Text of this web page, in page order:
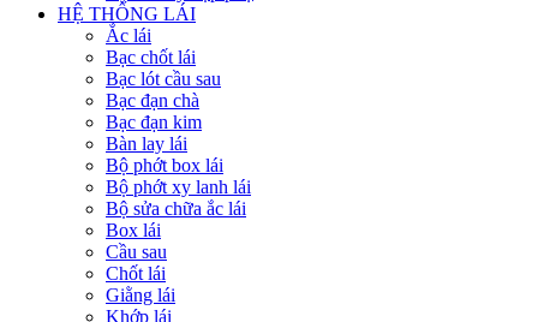
HỆ THỐNG LÁI
Ắc lái
Bạc chốt lái
Bạc lót cầu sau
Bạc đạn chà
Bạc đạn kim
Bàn lay lái
Bộ phớt box lái
Bộ phớt xy lanh lái
Bộ sửa chữa ắc lái
Box lái
Cầu sau
Chốt lái
Giằng lái
Khớp lái